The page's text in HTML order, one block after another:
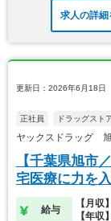
求人の詳細
更新日：2026年6月18日
正社員 ドラッグスト
ヤックスドラッグ
【千葉県旭市
宅医療に力を
給与
【月収
【年収